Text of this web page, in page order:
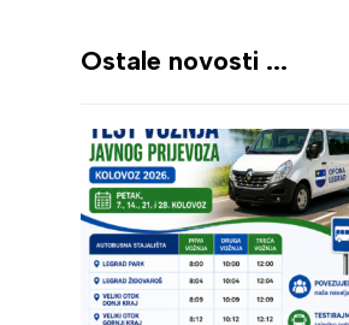
Ostale novosti ...